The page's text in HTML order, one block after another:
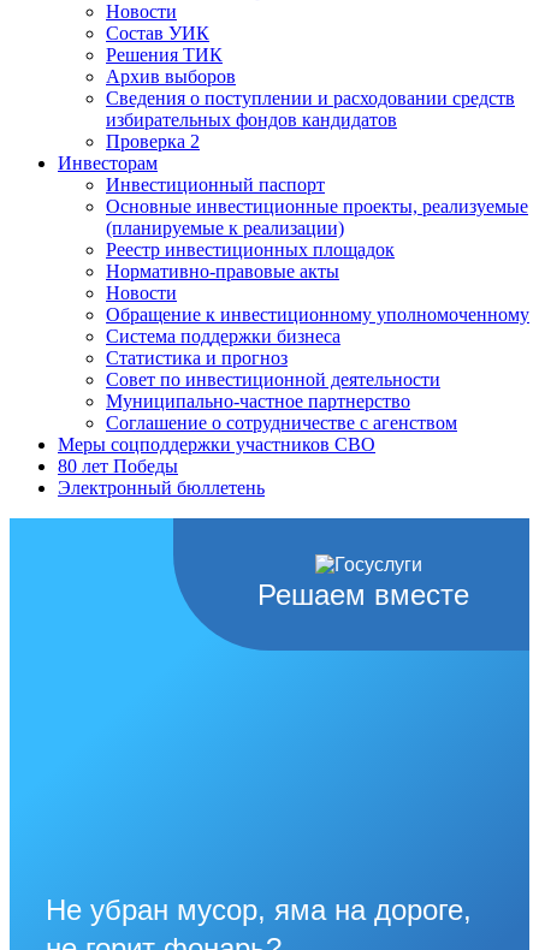
Новости
Состав УИК
Решения ТИК
Архив выборов
Сведения о поступлении и расходовании средств
избирательных фондов кандидатов
Проверка 2
Инвесторам
Инвестиционный паспорт
Основные инвестиционные проекты, реализуемые
(планируемые к реализации)
Реестр инвестиционных площадок
Нормативно-правовые акты
Новости
Обращение к инвестиционному уполномоченному
Система поддержки бизнеса
Статистика и прогноз
Совет по инвестиционной деятельности
Муниципально-частное партнерство
Соглашение о сотрудничестве с агенством
Меры соцподдержки участников СВО
80 лет Победы
Электронный бюллетень
Решаем вместе
Не убран мусор, яма на дороге,